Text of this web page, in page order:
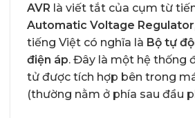
AVR là viết tắt của cụm từ
Automatic Voltage Regulator
tiếng Việt có nghĩa là Bộ tự
điện áp. Đây là một hệ thống
tử được tích hợp bên trong
(thường nằm ở phía sau đầu